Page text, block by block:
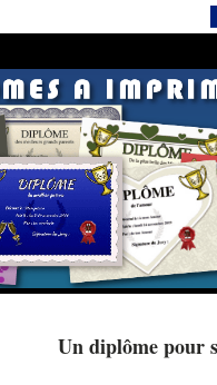
Un diplôme pour